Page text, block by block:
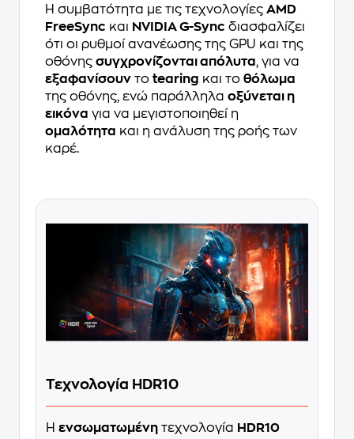
Η συμβατότητα με τις τεχνολογίες AMD
FreeSync και NVIDIA G-Sync διασφαλίζει
ότι οι ρυθμοί ανανέωσης της GPU και της
οθόνης συγχρονίζονται απόλυτα, για να
εξαφανίσουν το tearing και το θόλωμα
της οθόνης, ενώ παράλληλα οξύνεται η
εικόνα για να μεγιστοποιηθεί η
ομαλότητα και η ανάλυση της ροής των
καρέ.
Τεχνολογία HDR10
Η ενσωματωμένη τεχνολογία HDR10